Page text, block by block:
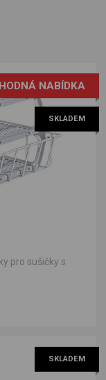
NABÍDKA
SKLADEM
pro sušičky s
SKLADEM